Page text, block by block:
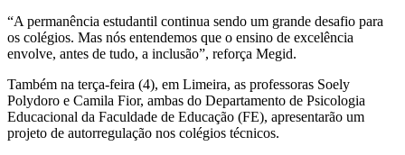
“A permanência estudantil continua sendo um grande desafio para
os colégios. Mas nós entendemos que o ensino de excelência
envolve, antes de tudo, a inclusão”, reforça Megid.
Também na terça-feira (4), em Limeira, as professoras Soely
Polydoro e Camila Fior, ambas do Departamento de Psicologia
Educacional da Faculdade de Educação (FE), apresentarão um
projeto de autorregulação nos colégios técnicos.